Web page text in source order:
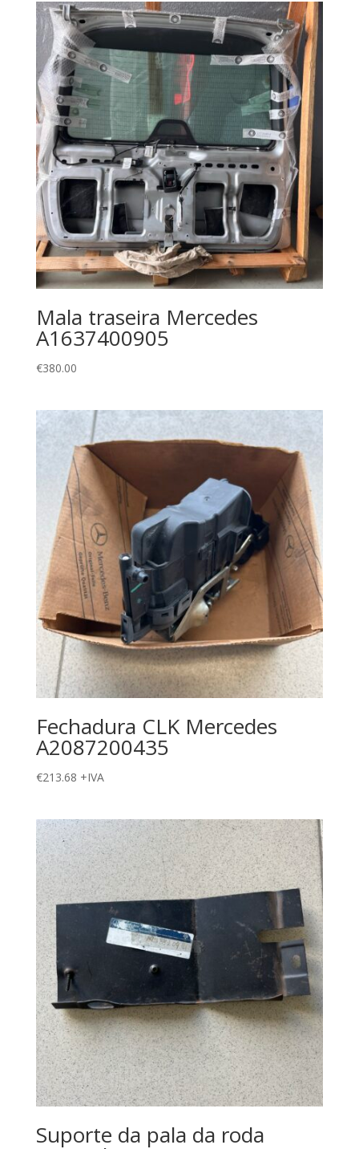
Mala traseira Mercedes
A1637400905
€380.00
Fechadura CLK Mercedes
A2087200435
€213.68 +IVA
Suporte da pala da roda